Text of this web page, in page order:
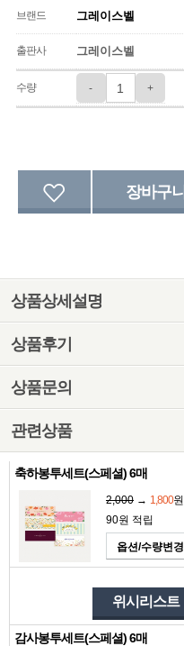
브랜드 그레이스벨
출판사 그레이스벨
수량 - +
상품상세설명
상품후기
상품문의
관련상품
축하봉투세트(스페셜) 6매
2,000 → 1,800원
90원 적립
옵션/수량변경
위시리스트
감사봉투세트(스페셜) 6매